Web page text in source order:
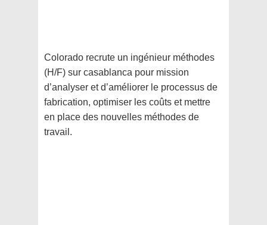
Colorado recrute un ingénieur méthodes
(H/F) sur casablanca pour mission
d’analyser et d’améliorer le processus de
fabrication, optimiser les coûts et mettre
en place des nouvelles méthodes de
travail.